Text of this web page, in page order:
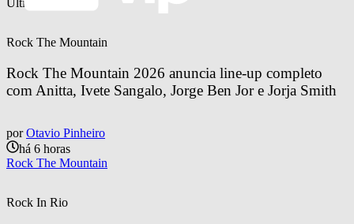
Rock The Mountain
Rock The Mountain 2026 anuncia line-up completo
com Anitta, Ivete Sangalo, Jorge Ben Jor e Jorja Smith
por Otavio Pinheiro
há 6 horas
Rock The Mountain
Rock In Rio